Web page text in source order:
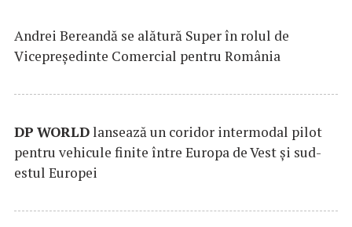
Andrei Bereandă se alătură Super în rolul de
Vicepreședinte Comercial pentru România
DP WORLDlansează un coridor intermodal pilot
pentru vehicule finite între Europa de Vest și sud-
estul Europei